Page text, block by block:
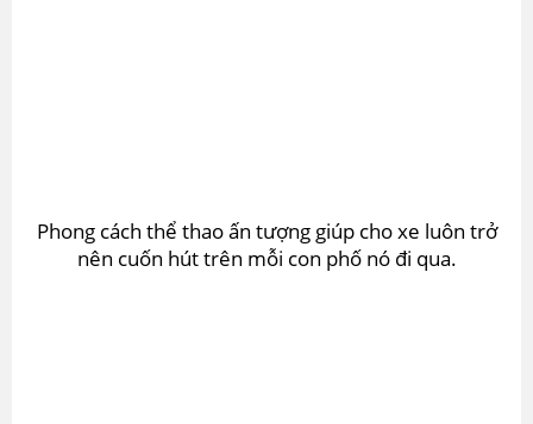
Phong cách thể thao ấn tượng giúp cho xe luôn trở
nên cuốn hút trên mỗi con phố nó đi qua.